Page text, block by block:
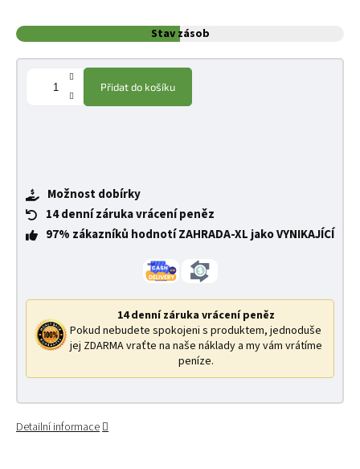
Stav zásob
Přidat do košíku
Možnost dobírky
14 denní záruka vrácení peněz
97% zákazníků hodnotí ZAHRADA-XL jako VYNIKAJÍCÍ
14 denní záruka vrácení peněz
Pokud nebudete spokojeni s produktem, jednoduše
jej ZDARMA vraťte na naše náklady a my vám vrátíme
peníze.
Detailní informace